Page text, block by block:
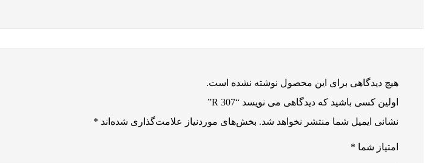
هیچ دیدگاهی برای این محصول نوشته نشده است.
اولین کسی باشید که دیدگاهی می نویسد “R 307”
نشانی ایمیل شما منتشر نخواهد شد. بخش‌های موردنیاز علامت‌گذاری شده‌اند *
امتیاز شما *